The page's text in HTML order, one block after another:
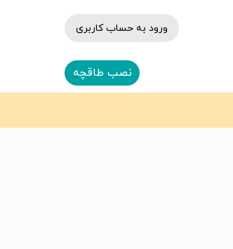
ورود به حساب کاربری
نصب طاقچه